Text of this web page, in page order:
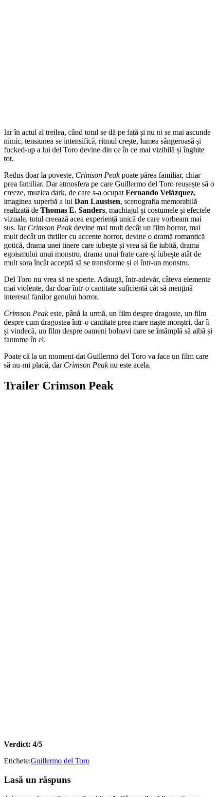
Iar în actul al treilea, când totul se dă pe față și nu ni se mai ascunde
nimic, tensiunea se intensifică, ritmul crește, lumea sângeroasă și
fucked-up a lui del Toro devine din ce în ce mai vizibilă și înghite
tot.
Redus doar la poveste, Crimson Peakpoate părea familiar, chiar
prea familiar. Dar atmosfera pe care Guillermo del Toro reușește să o
creeze, muzica dark, de care s-a ocupat Fernando Velázquez,
imaginea superbă a lui Dan Laustsen, scenografia memorabilă
realizată de Thomas E. Sanders, machiajul și costumele și efectele
vizuale, totul creează acea experiență unică de care vorbeam mai
sus. Iar Crimson Peakdevine mai mult decât un film horror, mai
mult decât un thriller cu accente horror, devine o dramă romantică
gotică, drama unei tinere care iubește și vrea să fie iubită, drama
egoismului unui monstru, drama unui frate care-și iubește atât de
mult sora încât acceptă să se transforme și el într-un monstru.
Del Toro nu vrea să ne sperie. Adaugă, într-adevăr, câteva elemente
mai violente, dar doar într-o cantitate suficientă cât să mențină
interesul fanilor genului horror.
Crimson Peakeste, până la urmă, un film despre dragoste, un film
despre cum dragostea într-o cantitate prea mare naște monștri, dar îi
și vindecă, un film despre oameni bolnavi care se întâmplă să aibă și
fantome în el.
Poate că la un moment-dat Guillermo del Toro va face un film care
să nu-mi placă, dar Crimson Peaknu este acela.
Trailer Crimson Peak
Verdict: 4/5
Etichete:Guillermo del Toro
Lasă un răspuns